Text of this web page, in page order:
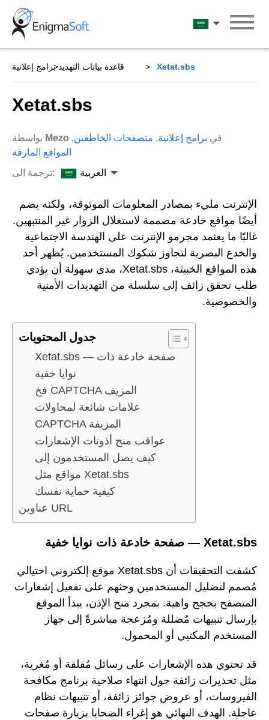
Skip
content
العربية
قاعدة بيانات التهديد برامج إعلانية Xetat.sbs
Xetat.sbs
Mezo في برامج إعلانية, متصفحات الخاطفين,
المواقع المارقة
ترجمة الى:
العربية
الإنترنت مليء بمصادر المعلومات الموثوقة، ولكنه يضم
أيضًا مواقع خادعة مصممة لاستغلال الزوار غير المنتبهين.
غالبًا ما يعتمد مجرمو الإنترنت على الهندسة الاجتماعية
والخدع البصرية لتجاوز شكوك المستخدمين. يُظهر أحد
هذه المواقع الخبيثة، Xetat.sbs، مدى سهولة أن يؤدي
طلب تحقق زائف إلى سلسلة من التهديدات الأمنية
والخصوصية.
جدول المحتويات
Xetat.sbs — صفحة خادعة ذات
نوايا خفية
فخ CAPTCHA المزيف
علامات شائعة لمحاولات
CAPTCHA المزيفة
عواقب منح أذونات الإشعارات
كيف يصل المستخدمون إلى
مواقع مثل Xetat.sbs
كيفية حماية نفسك
عناوين URL
Xetat.sbs — صفحة خادعة ذات نوايا خفية
كشفت التحقيقات أن Xetat.sbs موقع إلكتروني احتيالي
مُصمم لتضليل المستخدمين وحثهم على تفعيل إشعارات
المتصفح بحجج واهية. بمجرد منح الإذن، يبدأ الموقع
بإرسال تنبيهات مُضللة ومُزعجة مباشرةً إلى جهاز
المستخدم المكتبي أو المحمول.
قد تحتوي هذه الإشعارات على رسائل مُقلقة أو مُغرية،
مثل تحذيرات زائفة حول انتهاء صلاحية برنامج مكافحة
الفيروسات، أو عروض جوائز زائفة، أو تنبيهات نظام
عاجلة. الهدف النهائي هو إغراء الضحايا بزيارة صفحات